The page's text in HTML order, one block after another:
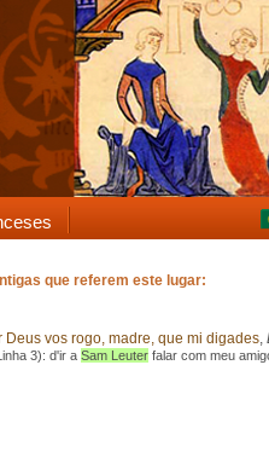
que referem este lugar:
Deus vos rogo, madre, que mi digades,
3): d'ir a Sam Leuter falar com meu